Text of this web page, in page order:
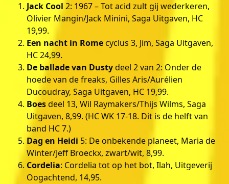
Jack Cool 2: 1967 – Tot acid zult gij wederkeren,
Olivier Mangin/Jack Minini, Saga Uitgaven, HC
19,99.
Een nacht in Romecyclus 3, Jim, Saga Uitgaven,
HC 24,99.
De ballade van Dustydeel 2 van 2: Onder de
hoede van de freaks, Gilles Aris/Aurélien
Ducoudray, Saga Uitgaven, HC 19,99.
Boesdeel 13, Wil Raymakers/Thijs Wilms, Saga
Uitgaven, 8,99. (HC WK 17-18. Dit is de helft van
band HC 7.)
Dag en Heidi 5: De onbekende planeet, Maria de
Winter/Jeff Broeckx, zwart/wit, 8,99.
Cordelia: Cordelia tot op het bot, Ilah, Uitgeverij
Oogachtend, 14,95.